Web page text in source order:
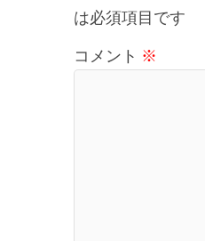
は必須項目です
コメント ※